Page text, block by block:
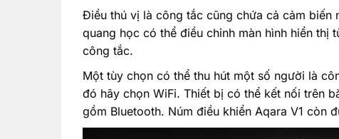
Điều thú vị là công tắc cũng chứa cả cảm
quang học có thể điều chỉnh màn hình hiển
công tắc.
Một tùy chọn có thể thu hút một số người là
đó hãy chọn WiFi. Thiết bị có thể kết nối trên
gồm Bluetooth. Núm điều khiển Aqara V1 còn